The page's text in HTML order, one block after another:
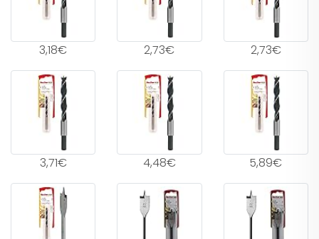
3,18€ 2,73€ 2,73€
3,71€ 4,48€ 5,89€